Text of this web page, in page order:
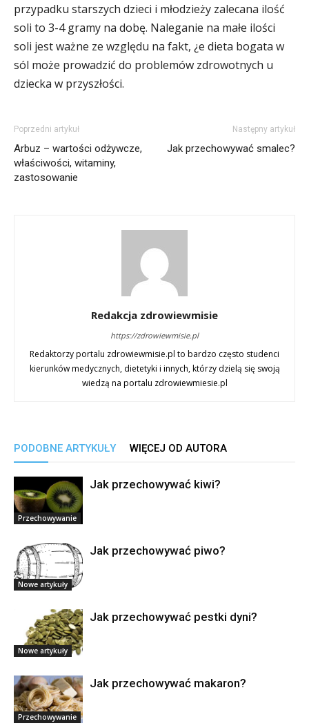
przypadku starszych dzieci i młodzieży zalecana ilość
soli to 3-4 gramy na dobę. Naleganie na małe ilości
soli jest ważne ze względu na fakt, ¿e dieta bogata w
sól może prowadzić do problemów zdrowotnych u
dziecka w przyszłości.
Poprzedni artykuł
Arbuz – wartości odżywcze,
właściwości, witaminy,
zastosowanie
Następny artykuł
Jak przechowywać smalec?
Redakcja zdrowiewmisie
https://zdrowiewmisie.pl
Redaktorzy portalu zdrowiewmisie.pl to bardzo często studenci
kierunków medycznych, dietetyki i innych, którzy dzielą się swoją
wiedzą na portalu zdrowiewmiesie.pl
PODOBNE ARTYKUŁY WIĘCEJ OD AUTORA
Przechowywanie
Jak przechowywać kiwi?
Nowe artykuły
Jak przechowywać piwo?
Nowe artykuły
Jak przechowywać pestki dyni?
Przechowywanie
Jak przechowywać makaron?